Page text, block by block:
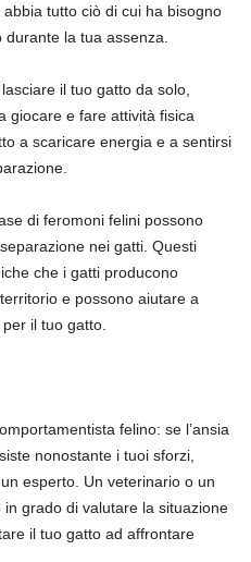
tutto ciò di cui ha bisogno
la tua assenza.
il tuo gatto da solo,
giocare e fare attività fisica
a scaricare energia e a sentirsi
di feromoni felini possono
nei gatti. Questi
che i gatti producono
e possono aiutare a
il tuo gatto.
felino: se l’ansia
nonostante i tuoi sforzi,
esperto. Un veterinario o un
grado di valutare la situazione
il tuo gatto ad affrontare